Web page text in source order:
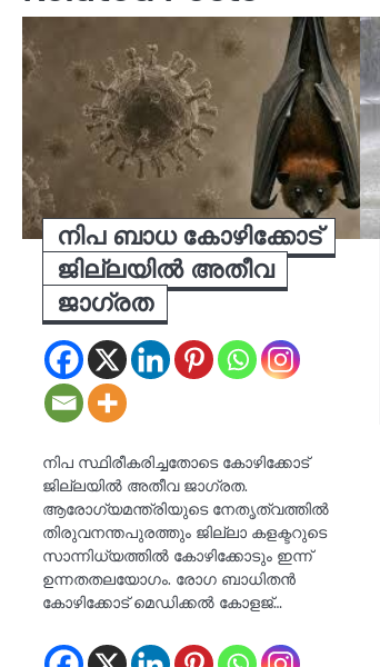
നിപ ബാധ കോഴിക്കോട്
ജില്ലയില്‍ അതീവ
ജാഗ്രത
നിപ സ്ഥിരീകരിച്ചതോടെ കോഴിക്കോട്
ജില്ലയില്‍ അതീവ ജാഗ്രത.
ആരോഗ്യമന്ത്രിയുടെ നേതൃത്വത്തില്‍
തിരുവനന്തപുരത്തും ജില്ലാ കളക്ടറുടെ
സാന്നിധ്യത്തില്‍ കോഴിക്കോടും ഇന്ന്
ഉന്നതതലയോഗം. രോഗ ബാധിതന്‍
കോഴിക്കോട് മെഡിക്കല്‍ കോളജ്…